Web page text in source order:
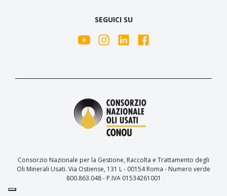
SEGUICI SU
Consorzio Nazionale per la Gestione, Raccolta e Trattamento degli
Oli Minerali Usati. Via Ostiense, 131 L - 00154 Roma - Numero verde
800.863.048 - P.IVA 01534261001